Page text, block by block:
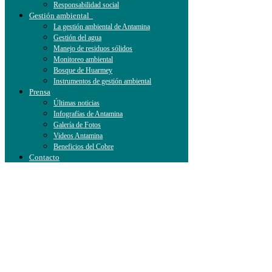
Responsabilidad social
Gestión ambiental
La gestión ambiental de Antamina
Gestión del agua
Manejo de residuos sólidos
Monitoreo ambiental
Bosque de Huarmey
Instrumentos de gestión ambiental
Prensa
Últimas noticias
Infografías de Antamina
Galería de Fotos
Videos Antamina
Beneficios del Cobre
Contacto